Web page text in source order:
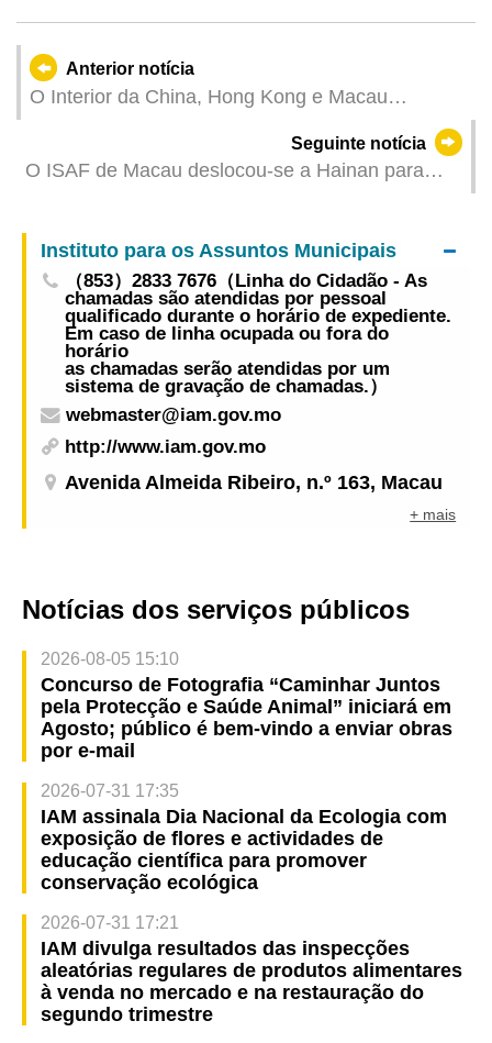
Anterior notícia
O Interior da China, Hong Kong e Macau
sentido de aprofundar o reconhecimento mútuo
dos padrões de aeronavegabilidade e a
Seguinte notícia
O ISAF de Macau deslocou-se a Hainan para
Desenvolvimento da Medicina Tradicional
Chinesa no âmbito da Iniciativa “Uma Faixa, Uma
Rota”
Instituto para os Assuntos Municipais
（853）2833 7676（Linha do Cidadão - As
chamadas são atendidas por pessoal
qualificado durante o horário de expediente.
Em caso de linha ocupada ou fora do
horário
as chamadas serão atendidas por um
sistema de gravação de chamadas.）
webmaster@iam.gov.mo
http://www.iam.gov.mo
Avenida Almeida Ribeiro, n.º 163, Macau
+ mais
Notícias dos serviços públicos
2026-08-05 15:10
Concurso de Fotografia “Caminhar Juntos
pela Protecção e Saúde Animal” iniciará em
Agosto; público é bem-vindo a enviar obras
por e-mail
2026-07-31 17:35
IAM assinala Dia Nacional da Ecologia com
exposição de flores e actividades de
educação científica para promover
conservação ecológica
2026-07-31 17:21
IAM divulga resultados das inspecções
aleatórias regulares de produtos alimentares
à venda no mercado e na restauração do
segundo trimestre